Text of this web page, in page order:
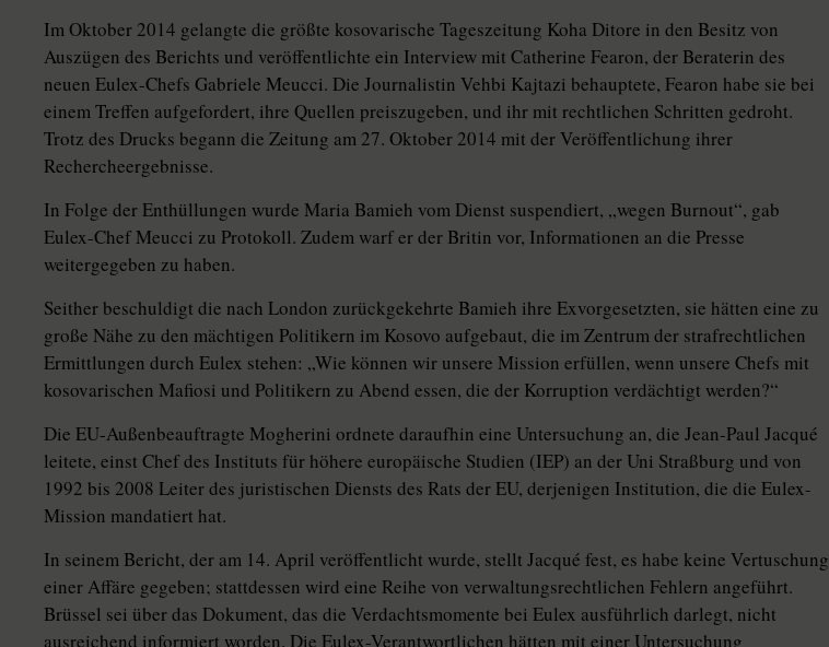
Im Oktober 2014 gelangte die größte kosovarische Tageszeitung Koha Ditore in den Besitz von
Auszügen des Berichts und veröffentlichte ein Interview mit Catherine Fearon, der Beraterin des
neuen Eulex-Chefs Gabriele Meucci. Die Journalistin Vehbi Kajtazi behauptete, Fearon habe sie bei
einem Treffen aufgefordert, ihre Quellen preiszugeben, und ihr mit rechtlichen Schritten gedroht.
Trotz des Drucks begann die Zeitung am 27. Oktober 2014 mit der Veröffentlichung ihrer
Rechercheergebnisse.
In Folge der Enthüllungen wurde Maria Bamieh vom Dienst suspendiert, „wegen Burnout“, gab
Eulex-Chef Meucci zu Protokoll. Zudem warf er der Britin vor, Informationen an die Presse
weitergegeben zu haben.
Seither beschuldigt die nach London zurückgekehrte Bamieh ihre Exvorgesetzten, sie hätten eine zu
große Nähe zu den mächtigen Politikern im Kosovo aufgebaut, die im Zentrum der strafrechtlichen
Ermittlungen durch Eulex stehen: „Wie können wir unsere Mission erfüllen, wenn unsere Chefs mit
kosovarischen Mafiosi und Politikern zu Abend essen, die der Korruption verdächtigt werden?“
Die EU-Außenbeauftragte Mogherini ordnete daraufhin eine Untersuchung an, die Jean-Paul Jacqué
leitete, einst Chef des Instituts für höhere europäische Studien (IEP) an der Uni Straßburg und von
1992 bis 2008 Leiter des juristischen Diensts des Rats der EU, derjenigen Institution, die die Eulex-
Mission mandatiert hat.
In seinem Bericht, der am 14. April veröffentlicht wurde, stellt Jacqué fest, es habe keine Vertuschung
einer Affäre gegeben; stattdessen wird eine Reihe von verwaltungsrechtlichen Fehlern angeführt.
Brüssel sei über das Dokument, das die Verdachtsmomente bei Eulex ausführlich darlegt, nicht
ausreichend informiert worden. Die Eulex-Verantwortlichen hätten mit einer Untersuchung